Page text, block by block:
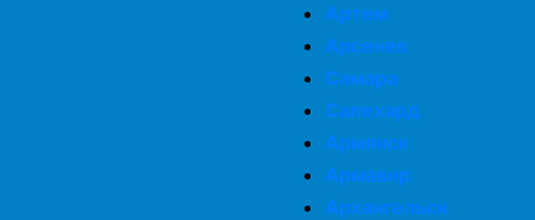
Артем
Арсенев
Самара
Салехард
Армянск
Армавир
Архангельск